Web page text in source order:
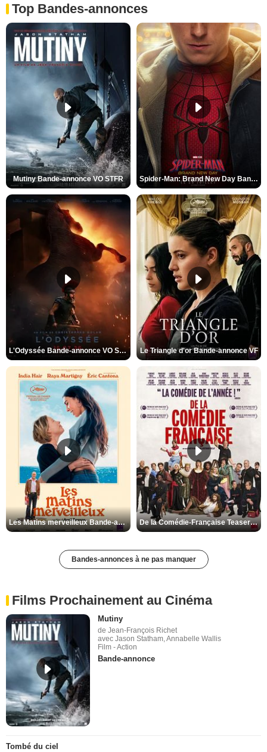
Top Bandes-annonces
Mutiny Bande-annonce VO STFR Spider-Man: Brand New Day Bande-annonce VO STFR
L'Odyssée Bande-annonce VO STFR Le Triangle d'or Bande-annonce VF
Les Matins merveilleux Bande-annonce VF De la Comédie-Française Teaser VF
Bandes-annonces à ne pas manquer
Films Prochainement au Cinéma
Mutiny
de Jean-François Richet
avec Jason Statham, Annabelle Wallis
Film - Action
Bande-annonce
Tombé du ciel